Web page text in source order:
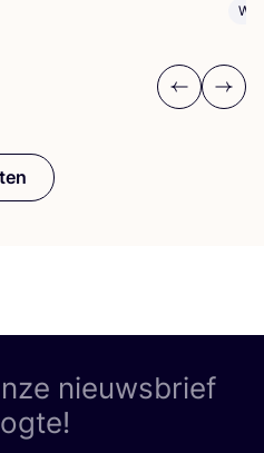
Previous
Next
nieuwsbrief